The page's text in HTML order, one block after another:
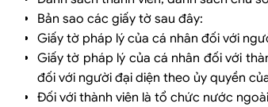
Bản sao các giấy tờ sau đây:
Giấy tờ pháp lý của cá nhân đối với
Giấy tờ pháp lý của cá nhân đối với
đối với người đại diện theo ủy quyền
Đối với thành viên là tổ chức nước